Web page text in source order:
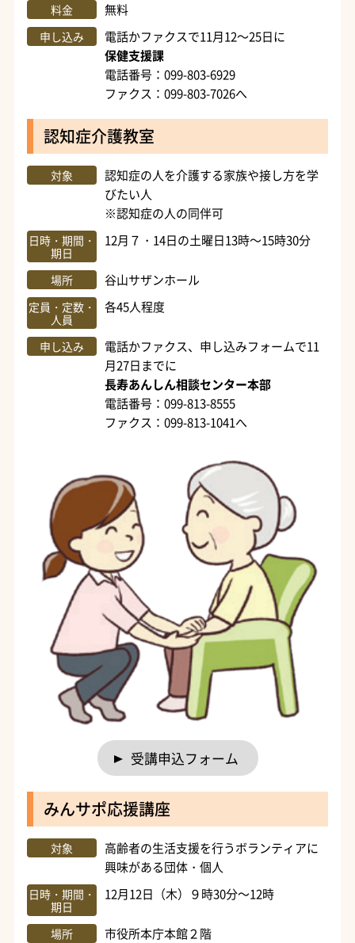
料金 無料
申し込み
電話かファクスで11月12～25日に
保健支援課
電話番号：099-803-6929
ファクス：099-803-7026へ
認知症介護教室
対象
認知症の人を介護する家族や接し方を学
びたい人
※認知症の人の同伴可
日時・期間・
期日
12月７・14日の土曜日13時～15時30分
場所 谷山サザンホール
定員・定数・
人員
各45人程度
申し込み
電話かファクス、申し込みフォームで11
月27日までに
長寿あんしん相談センター本部
電話番号：099-813-8555
ファクス：099-813-1041へ
受講申込フォーム
みんサポ応援講座
対象
高齢者の生活支援を行うボランティアに
興味がある団体・個人
日時・期間・
期日
12月12日（木）９時30分～12時
場所 市役所本庁本館２階